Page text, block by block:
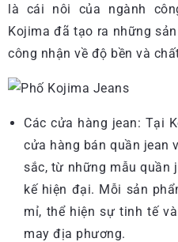
là cái nôi của ngành
Kojima đã tạo ra những
công nhận về độ bền và
Các cửa hàng jean: Tại
cửa hàng bán quần jean
sắc, từ những mẫu quần
kế hiện đại. Mỗi sản
mỉ, thể hiện sự tinh tế
may địa phương.